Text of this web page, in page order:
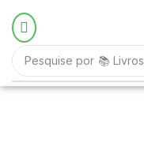
Pesquise por 📚 Livros